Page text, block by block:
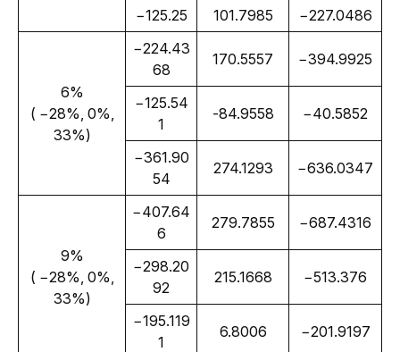
−125.25 101.7985 −227.0486
6%
33%)
−224.43
68
170.5557 −394.9925
−125.54
1
-84.9558 −40.5852
−361.90
54
274.1293 −636.0347
9%
33%)
−407.64
6
279.7855 −687.4316
−298.20
92
215.1668 −513.376
−195.119
1
6.8006 −201.9197